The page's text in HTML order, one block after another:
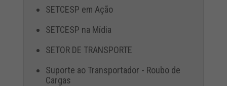
SETCESP em Ação
SETCESP na Mídia
SETOR DE TRANSPORTE
Suporte ao Transportador - Roubo de
Cargas